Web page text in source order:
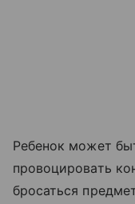
Ребенок может
провоцировать
бросаться